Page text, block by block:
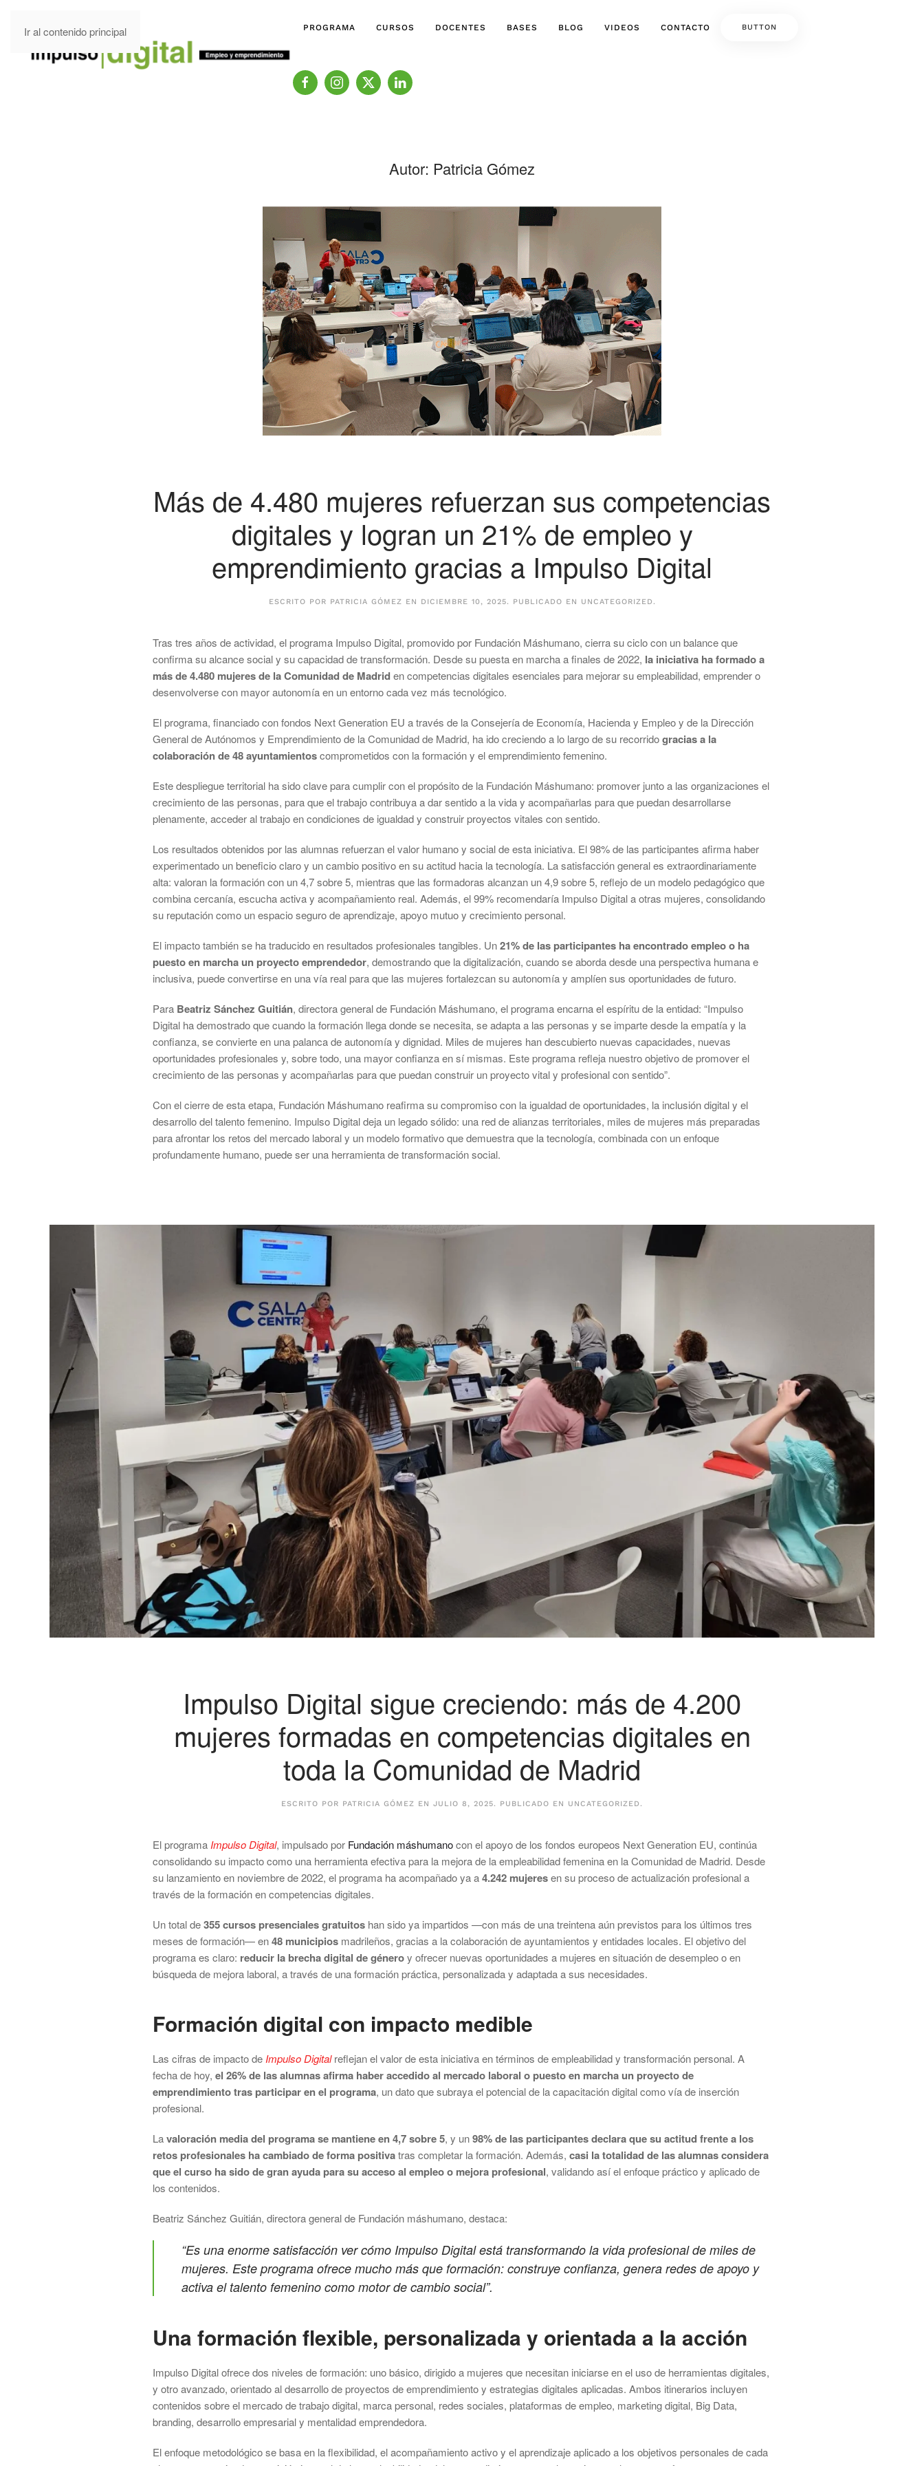
Ir al contenido principal PROGRAMA CURSOS DOCENTES BASES BLOG VIDEOS CONTACTO BUTTON
Autor: Patricia Gómez
Más de 4.480 mujeres refuerzan sus competencias
digitales y logran un 21% de empleo y
emprendimiento gracias a Impulso Digital
ESCRITO POR PATRICIA GÓMEZ EN DICIEMBRE 10, 2025. PUBLICADO EN UNCATEGORIZED .
Tras tres años de actividad, el programa Impulso Digital, promovido por Fundación Máshumano, cierra su ciclo con un balance que
confirma su alcance social y su capacidad de transformación. Desde su puesta en marcha a finales de 2022, la iniciativa ha formado a
más de 4.480 mujeres de la Comunidad de Madriden competencias digitales esenciales para mejorar su empleabilidad, emprender o
desenvolverse con mayor autonomía en un entorno cada vez más tecnológico.
El programa, financiado con fondos Next Generation EU a través de la Consejería de Economía, Hacienda y Empleo y de la Dirección
General de Autónomos y Emprendimiento de la Comunidad de Madrid, ha ido creciendo a lo largo de su recorridogracias a la
colaboración de 48 ayuntamientoscomprometidos con la formación y el emprendimiento femenino.
Este despliegue territorial ha sido clave para cumplir con el propósito de la Fundación Máshumano: promover junto a las organizaciones el
crecimiento de las personas, para que el trabajo contribuya a dar sentido a la vida y acompañarlas para que puedan desarrollarse
plenamente, acceder al trabajo en condiciones de igualdad y construir proyectos vitales con sentido.
Los resultados obtenidos por las alumnas refuerzan el valor humano y social de esta iniciativa. El 98% de las participantes afirma haber
experimentado un beneficio claro y un cambio positivo en su actitud hacia la tecnología. La satisfacción general es extraordinariamente
alta: valoran la formación con un 4,7 sobre 5, mientras que las formadoras alcanzan un 4,9 sobre 5, reflejo de un modelo pedagógico que
combina cercanía, escucha activa y acompañamiento real. Además, el 99% recomendaría Impulso Digital a otras mujeres, consolidando
su reputación como un espacio seguro de aprendizaje, apoyo mutuo y crecimiento personal.
El impacto también se ha traducido en resultados profesionales tangibles. Un21% de las participantes ha encontrado empleo o ha
puesto en marcha un proyecto emprendedor, demostrando que la digitalización, cuando se aborda desde una perspectiva humana e
inclusiva, puede convertirse en una vía real para que las mujeres fortalezcan su autonomía y amplíen sus oportunidades de futuro.
Para Beatriz Sánchez Guitián, directora general de Fundación Máshumano, el programa encarna el espíritu de la entidad: “Impulso
Digital ha demostrado que cuando la formación llega donde se necesita, se adapta a las personas y se imparte desde la empatía y la
confianza, se convierte en una palanca de autonomía y dignidad. Miles de mujeres han descubierto nuevas capacidades, nuevas
oportunidades profesionales y, sobre todo, una mayor confianza en sí mismas. Este programa refleja nuestro objetivo de promover el
crecimiento de las personas y acompañarlas para que puedan construir un proyecto vital y profesional con sentido”.
Con el cierre de esta etapa, Fundación Máshumano reafirma su compromiso con la igualdad de oportunidades, la inclusión digital y el
desarrollo del talento femenino. Impulso Digital deja un legado sólido: una red de alianzas territoriales, miles de mujeres más preparadas
para afrontar los retos del mercado laboral y un modelo formativo que demuestra que la tecnología, combinada con un enfoque
profundamente humano, puede ser una herramienta de transformación social.
Impulso Digital sigue creciendo: más de 4.200
mujeres formadas en competencias digitales en
toda la Comunidad de Madrid
ESCRITO POR PATRICIA GÓMEZ EN JULIO 8, 2025. PUBLICADO EN UNCATEGORIZED .
El programa Impulso Digital, impulsado por Fundación máshumanocon el apoyo de los fondos europeos Next Generation EU, continúa
consolidando su impacto como una herramienta efectiva para la mejora de la empleabilidad femenina en la Comunidad de Madrid. Desde
su lanzamiento en noviembre de 2022, el programa ha acompañado ya a4.242 mujeresen su proceso de actualización profesional a
través de la formación en competencias digitales.
Un total de355 cursos presenciales gratuitos han sido ya impartidos —con más de una treintena aún previstos para los últimos tres
meses de formación— en48 municipios madrileños, gracias a la colaboración de ayuntamientos y entidades locales. El objetivo del
programa es claro: reducir la brecha digital de géneroy ofrecer nuevas oportunidades a mujeres en situación de desempleo o en
búsqueda de mejora laboral, a través de una formación práctica, personalizada y adaptada a sus necesidades.
Formación digital con impacto medible
Las cifras de impacto de Impulso Digitalreflejan el valor de esta iniciativa en términos de empleabilidad y transformación personal. A
fecha de hoy, el 26% de las alumnas afirma haber accedido al mercado laboral o puesto en marcha un proyecto de
emprendimiento tras participar en el programa, un dato que subraya el potencial de la capacitación digital como vía de inserción
profesional.
Lavaloración media del programa se mantiene en 4,7 sobre 5, y un98% de las participantes declara que su actitud frente a los
retos profesionales ha cambiado de forma positivatras completar la formación. Además, casi la totalidad de las alumnas considera
que el curso ha sido de gran ayuda para su acceso al empleo o mejora profesional, validando así el enfoque práctico y aplicado de
los contenidos.
Beatriz Sánchez Guitián, directora general de Fundación máshumano, destaca:
“Es una enorme satisfacción ver cómo Impulso Digital está transformando la vida profesional de miles de
mujeres. Este programa ofrece mucho más que formación: construye confianza, genera redes de apoyo y
activa el talento femenino como motor de cambio social”.
Una formación flexible, personalizada y orientada a la acción
Impulso Digital ofrece dos niveles de formación: uno básico, dirigido a mujeres que necesitan iniciarse en el uso de herramientas digitales,
y otro avanzado, orientado al desarrollo de proyectos de emprendimiento y estrategias digitales aplicadas. Ambos itinerarios incluyen
contenidos sobre el mercado de trabajo digital, marca personal, redes sociales, plataformas de empleo, marketing digital, Big Data,
branding, desarrollo empresarial y mentalidad emprendedora.
El enfoque metodológico se basa en la flexibilidad, el acompañamiento activo y el aprendizaje aplicado a los objetivos personales de cada